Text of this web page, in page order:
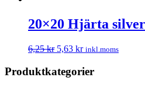
20×20 Hjärta
6,25kr 5,63 kr inkl.moms
Produktkategorier